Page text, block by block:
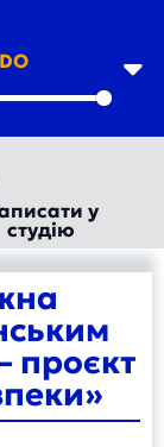
у
студію
проєкт